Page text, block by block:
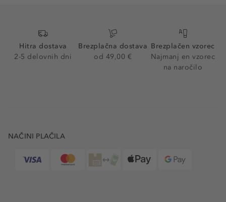
Hitra dostava
2-5 delovnih dni
Brezplačna dostava
od 49,00 €
Brezplačen vzorec
Najmanj en vzorec
na naročilo
NAČINI PLAČILA